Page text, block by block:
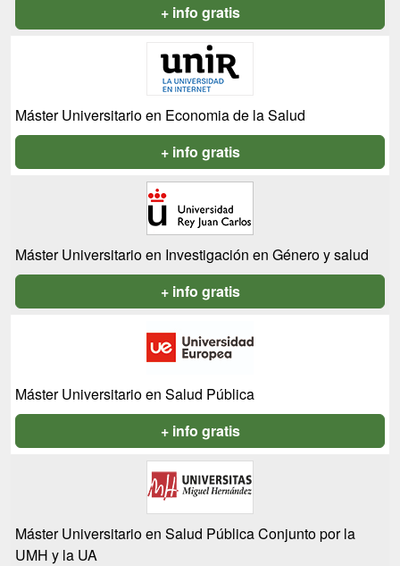
+ info gratis
Máster Universitario en Economia de la Salud
+ info gratis
Máster Universitario en Investigación en Género y salud
+ info gratis
Máster Universitario en Salud Pública
+ info gratis
Máster Universitario en Salud Pública Conjunto por la
UMH y la UA